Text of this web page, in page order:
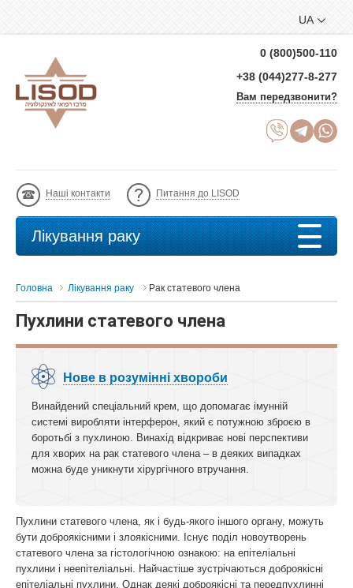
UA
0 (800)500-110
+38 (044)277-8-277
Вам передзвонити?
Наші контакти Питання до LISOD
Лікування раку
Головна Лікування раку Рак статевого члена
Пухлини статевого члена
Нове в розумінні хвороби
Винайдений спеціальний крем, що допомагає імунній
системі виробляти інтерферон, який є потужною зброєю в
боротьбі з пухлиною. Винахід відкриває нові перспективи
для хворих на рак статевого члена – в деяких випадках
можна буде уникнути хірургічного втручання.
Пухлини статевого члена, як і будь-якого іншого органу, можуть
бути доброякісними і злоякісними. Існує поділ новоутворень
статевого члена за гістологічною ознакою: на епітеліальні
пухлини і неепітеліальні. Найчастіше зустрічаються доброякісні
епітеліальні пухлини. Однак деякі доброякісні та передпухлинні